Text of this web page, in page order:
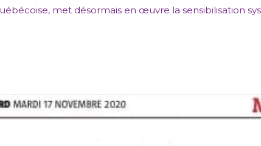
met désormais en œuvre la sensibilisation